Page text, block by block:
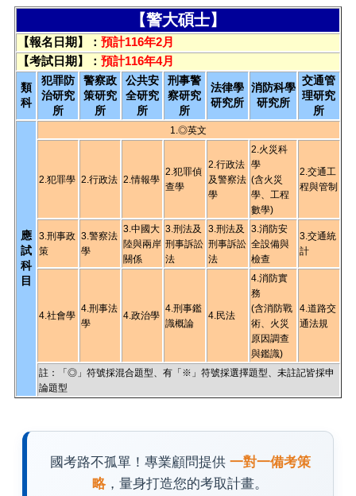
【警大碩士】
【報名日期】： 預計116年2月
【考試日期】： 預計116年4月
類
科
犯罪防
治研究
所
警察政
策研究
所
公共安
全研究
所
刑事警
察研究
所
法律學
研究所
消防科學
研究所
交通管
理研究
所
應
試
科
目
1.◎英文
2.犯罪學 2.行政法 2.情報學
2.犯罪偵
查學
2.行政法
及警察法
學
2.火災科
學
(含火災
學、工程
數學)
2.交通工
程與管制
3.刑事政
策
3.警察法
學
3.中國大
陸與兩岸
關係
3.刑法及
刑事訴訟
法
3.刑法及
刑事訴訟
法
3.消防安
全設備與
檢查
3.交通統
計
4.社會學
4.刑事法
學
4.政治學
4.刑事鑑
識概論
4.民法
4.消防實
務
(含消防戰
術、火災
原因調查
與鑑識)
4.道路交
通法規
註：「◎」符號採混合題型、有「※」符號採選擇題型、未註記皆採申
論題型
國考路不孤單！專業顧問提供 一對一備考策
略，量身打造您的考取計畫。